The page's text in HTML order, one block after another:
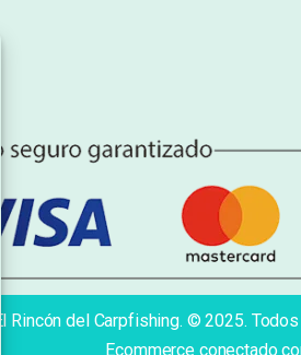
El Rincón del Carpfishing. © 2025.
Ecommerce conectado